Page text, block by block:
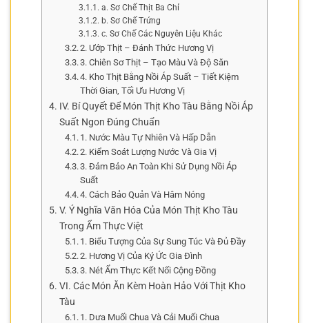
a. Sơ Chế Thịt Ba Chỉ
b. Sơ Chế Trứng
c. Sơ Chế Các Nguyên Liệu Khác
2. Ướp Thịt – Đánh Thức Hương Vị
3. Chiên Sơ Thịt – Tạo Màu Và Độ Săn
4. Kho Thịt Bằng Nồi Áp Suất – Tiết Kiệm
Thời Gian, Tối Ưu Hương Vị
IV. Bí Quyết Để Món Thịt Kho Tàu Bằng Nồi Áp
Suất Ngon Đúng Chuẩn
1. Nước Màu Tự Nhiên Và Hấp Dẫn
2. Kiểm Soát Lượng Nước Và Gia Vị
3. Đảm Bảo An Toàn Khi Sử Dụng Nồi Áp
Suất
4. Cách Bảo Quản Và Hâm Nóng
V. Ý Nghĩa Văn Hóa Của Món Thịt Kho Tàu
Trong Ẩm Thực Việt
1. Biểu Tượng Của Sự Sung Túc Và Đủ Đầy
2. Hương Vị Của Ký Ức Gia Đình
3. Nét Ẩm Thực Kết Nối Cộng Đồng
VI. Các Món Ăn Kèm Hoàn Hảo Với Thịt Kho
Tàu
1. Dưa Muối Chua Và Cải Muối Chua